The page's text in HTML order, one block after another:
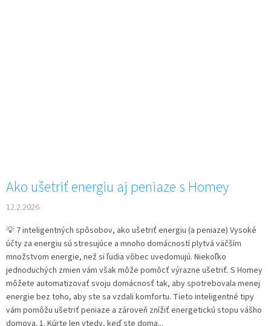
Ako ušetriť energiu aj peniaze s Homey
12.2.2026
💡 7 inteligentných spôsobov, ako ušetriť energiu (a peniaze) Vysoké
účty za energiu sú stresujúce a mnoho domácností plytvá väčším
množstvom energie, než si ľudia vôbec uvedomujú. Niekoľko
jednoduchých zmien vám však môže pomôcť výrazne ušetriť. S Homey
môžete automatizovať svoju domácnosť tak, aby spotrebovala menej
energie bez toho, aby ste sa vzdali komfortu. Tieto inteligentné tipy
vám pomôžu ušetriť peniaze a zároveň znížiť energetickú stopu vášho
domova. 1. Kúrte len vtedy, keď ste doma...